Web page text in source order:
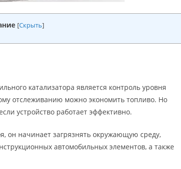
[Скрыть]
катализатора является контроль уровня
отслеживанию можно экономить топливо. Но
устройство работает эффективно.
он начинает загрязнять окружающую среду,
автомобильных элементов, а также